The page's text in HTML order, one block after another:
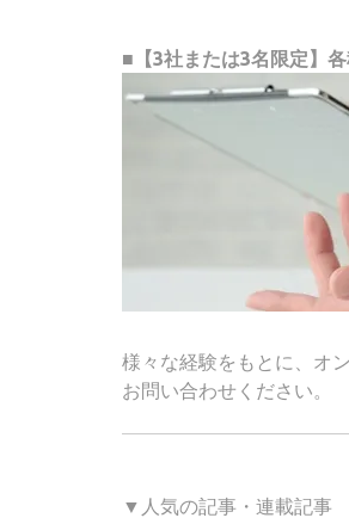
■【3社または3名限定】
様々な経験をもとに、オ
お問い合わせください。
▼人気の記事・連載記事